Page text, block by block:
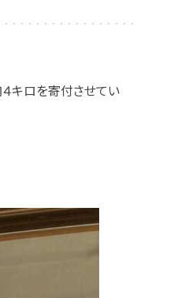
キロを寄付させてい